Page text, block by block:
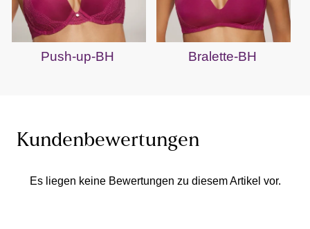
Push-up-BH Bralette-BH
Kundenbewertungen
Es liegen keine Bewertungen zu diesem Artikel vor.